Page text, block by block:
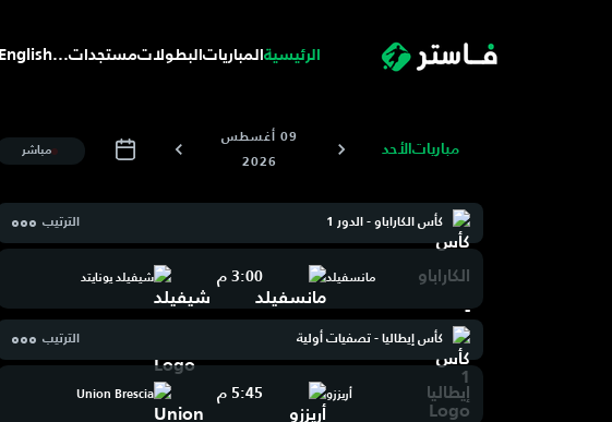
الرئيسية المباريات البطولاتمستجدات...
English
مباريات الأحد
09 أغسطس
2026
مباشر
كأس الكاراباو - الدور 1 الترتيب
مانسفيلد 3:00 م شيفيلد يونايتد
كأس إيطاليا - تصفيات أولية الترتيب
أريززو 5:45 م Union Brescia